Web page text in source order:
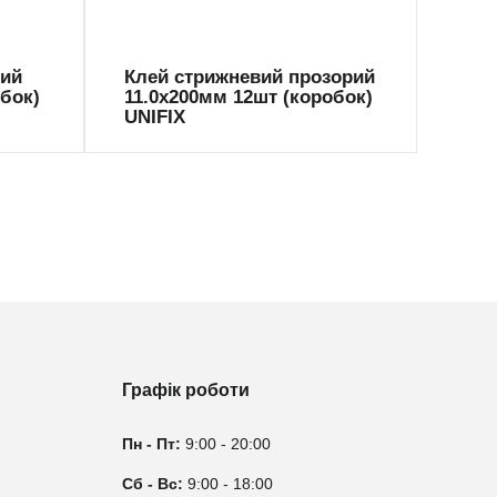
Клей стрижневий прозорий
11.0х200мм 12шт (коробок)
UNIFIX
Графік роботи
Пн - Пт: 9:00 - 20:00
Сб - Вс: 9:00 - 18:00